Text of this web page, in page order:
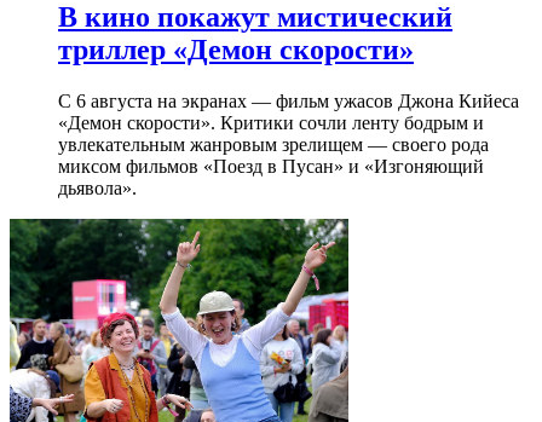
В кино покажут мистический
триллер «Демон скорости»
С 6 августа на экранах — фильм ужасов Джона Кийеса
«Демон скорости». Критики сочли ленту бодрым и
увлекательным жанровым зрелищeм — своего рода
миксом фильмов «Поезд в Пусан» и «Изгоняющий
дьявола».